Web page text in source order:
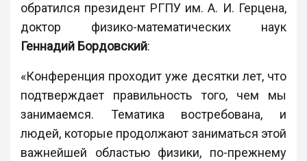
обратился президент РГПУ им. А. И. Герцена,
доктор физико-математических наук
Геннадий Бордовский:
«Конференция проходит уже десятки лет, что
подтверждает правильность того, чем мы
занимаемся. Тематика востребована, и
людей, которые продолжают заниматься этой
важнейшей областью физики, по-прежнему